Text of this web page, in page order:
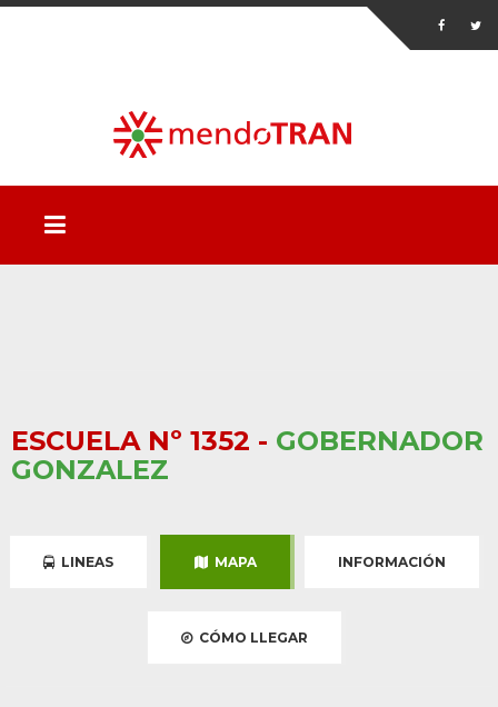
ESCUELA Nº 1352 - GOBERNADOR
GONZALEZ
LINEAS MAPA INFORMACIÓN
CÓMO LLEGAR